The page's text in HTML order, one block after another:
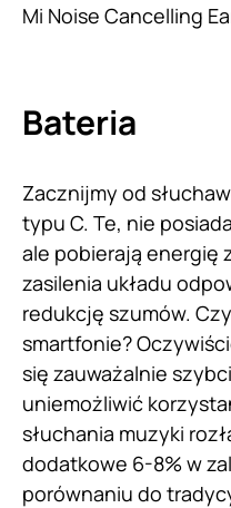
Mi Noise Cancelling
Bateria
Zacznijmy od
typu C. Te, nie
ale pobierają energię
zasilenia układu
redukcję szumów.
smartfonie?
się zauważalnie
uniemożliwić
słuchania muzyki
dodatkowe 6-8% w
porównaniu do